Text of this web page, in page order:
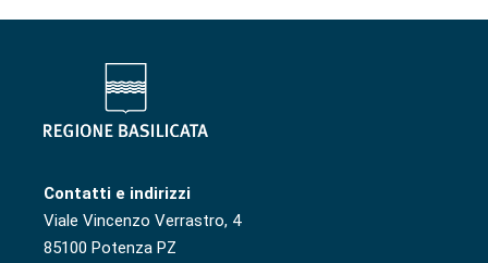
Contatti e indirizzi
Viale Vincenzo Verrastro, 4
85100 Potenza PZ